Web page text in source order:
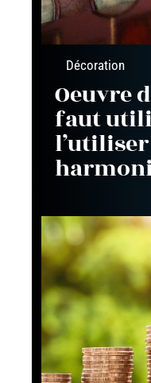
Décoration
Oeuvre
faut